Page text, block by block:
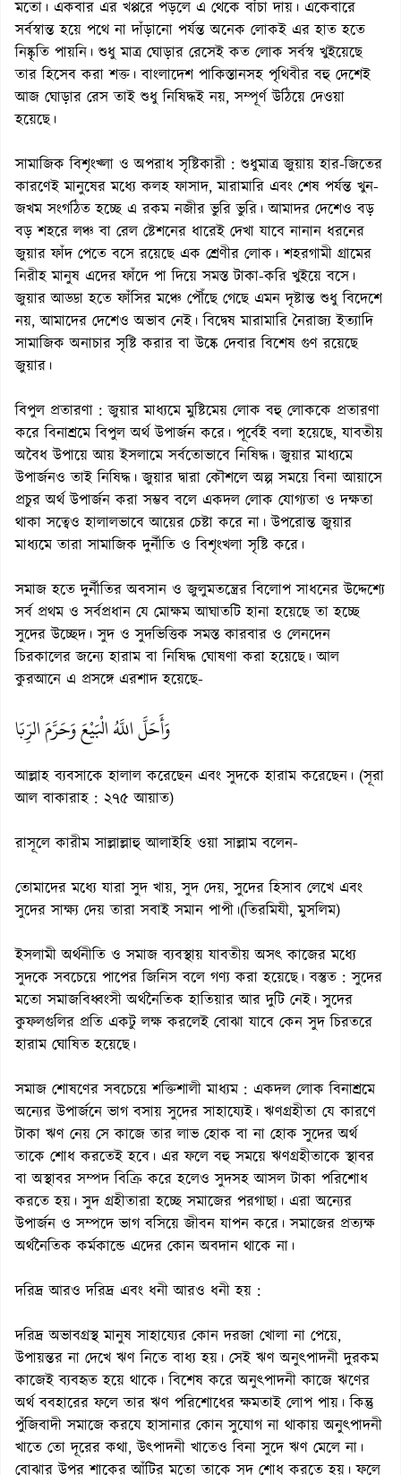
মতো। একবার এর খপ্পরে পড়লে এ থেকে বাঁচা দায়। একেবারে
সর্বস্বান্ত হয়ে পথে না দাঁড়ানো পর্যন্ত অনেক লোকই এর হাত হতে
নিষ্কৃতি পায়নি। শুধু মাত্র ঘোড়ার রেসেই কত লোক সর্বস্ব খুইয়েছে
তার হিসেব করা শক্ত। বাংলাদেশ পাকিস্তানসহ পৃথিবীর বহু দেশেই
আজ ঘোড়ার রেস তাই শুধু নিষিদ্ধই নয়, সম্পূর্ণ উঠিয়ে দেওয়া
হয়েছে।
সামাজিক বিশৃংখ্লা ও অপরাধ সৃষ্টিকারী : শুধুমাত্র জুয়ায় হার-জিতের
কারণেই মানুষের মধ্যে কলহ ফাসাদ, মারামারি এবং শেষ পর্যন্ত খুন-
জখম সংগঠিত হচ্ছে এ রকম নজীর ভুরি ভুরি। আমাদর দেশেও বড়
বড় শহরে লঞ্চ বা রেল ষ্টেশনের ধারেই দেখা যাবে নানান ধরনের
জুয়ার ফাঁদ পেতে বসে রয়েছে এক শ্রেণীর লোক। শহরগামী গ্রামের
নিরীহ মানুষ এদের ফাঁদে পা দিয়ে সমস্ত টাকা-করি খুইয়ে বসে।
জুয়ার আড্ডা হতে ফাঁসির মঞ্চে পৌঁছে গেছে এমন দৃষ্টান্ত শুধু বিদেশে
নয়, আমাদের দেশেও অভাব নেই। বিদ্বেষ মারামারি নৈরাজ্য ইত্যাদি
সামাজিক অনাচার সৃষ্টি করার বা উষ্কে দেবার বিশেষ গুণ রয়েছে
জুয়ার।
বিপুল প্রতারণা : জুয়ার মাধ্যমে মুষ্টিমেয় লোক বহু লোককে প্রতারণা
করে বিনাশ্রমে বিপুল অর্থ উপার্জন করে। পূর্বেই বলা হয়েছে, যাবতীয়
অবৈধ উপায়ে আয় ইসলামে সর্বতোভাবে নিষিদ্ধ। জুয়ার মাধ্যমে
উপার্জনও তাই নিষিদ্ধ। জুয়ার দ্বারা কৌশলে অল্প সময়ে বিনা আয়াসে
প্রচুর অর্থ উপার্জন করা সম্ভব বলে একদল লোক যোগ্যতা ও দক্ষতা
থাকা সত্বেও হালালভাবে আয়ের চেষ্টা করে না। উপরোন্ত জুয়ার
মাধ্যমে তারা সামাজিক দুর্নীতি ও বিশৃংখলা সৃষ্টি করে।
সমাজ হতে দুর্নীতির অবসান ও জুলুমতন্ত্রের বিলোপ সাধনের উদ্দেশ্যে
সর্ব প্রথম ও সর্বপ্রধান যে মোক্ষম আঘাতটি হানা হয়েছে তা হচ্ছে
সুদের উচ্ছেদ। সুদ ও সুদভিত্তিক সমস্ত কারবার ও লেনদেন
চিরকালের জন্যে হারাম বা নিষিদ্ধ ঘোষণা করা হয়েছে। আল
কুরআনে এ প্রসঙ্গে এরশাদ হয়েছে-
وَأَحَلَّ اللَّهُ الْبَيْعَ وَحَرَّمَ الرِّبَا
আল্লাহ ব্যবসাকে হালাল করেছেন এবং সুদকে হারাম করেছেন। (সূরা
আল বাকারাহ : ২৭৫ আয়াত)
রাসূলে কারীম সাল্লাল্লাহু আলাইহি ওয়া সাল্লাম বলেন-
তোমাদের মধ্যে যারা সুদ খায়, সুদ দেয়, সুদের হিসাব লেখে এবং
সুদের সাক্ষ্য দেয় তারা সবাই সমান পাপী।(তিরমিযী, মুসলিম)
ইসলামী অর্থনীতি ও সমাজ ব্যবস্থায় যাবতীয় অসৎ কাজের মধ্যে
সুদকে সবচেয়ে পাপের জিনিস বলে গণ্য করা হয়েছে। বস্তুত : সুদের
মতো সমাজবিধ্বংসী অর্থনৈতিক হাতিয়ার আর দুটি নেই। সুদের
কুফলগুলির প্রতি একটু লক্ষ করলেই বোঝা যাবে কেন সুদ চিরতরে
হারাম ঘোষিত হয়েছে।
সমাজ শোষণের সবচেয়ে শক্তিশালী মাধ্যম : একদল লোক বিনাশ্রমে
অন্যের উপার্জনে ভাগ বসায় সুদের সাহায্যেই। ঋণগ্রহীতা যে কারণে
টাকা ঋণ নেয় সে কাজে তার লাভ হোক বা না হোক সুদের অর্থ
তাকে শোধ করতেই হবে। এর ফলে বহু সময়ে ঋণগ্রহীতাকে স্থাবর
বা অস্থাবর সম্পদ বিক্রি করে হলেও সুদসহ আসল টাকা পরিশোধ
করতে হয়। সুদ গ্রহীতারা হচ্ছে সমাজের পরগাছা। এরা অন্যের
উপার্জন ও সম্পদে ভাগ বসিয়ে জীবন যাপন করে। সমাজের প্রত্যক্ষ
অর্থনৈতিক কর্মকান্ডে এদের কোন অবদান থাকে না।
দরিদ্র আরও দরিদ্র এবং ধনী আরও ধনী হয় :
দরিদ্র অভাবগ্রস্থ মানুষ সাহায্যের কোন দরজা খোলা না পেয়ে,
উপায়ন্তর না দেখে ঋণ নিতে বাধ্য হয়। সেই ঋণ অনুৎপাদনী দুরকম
কাজেই ব্যবহৃত হয়ে থাকে। বিশেষ করে অনুৎপাদনী কাজে ঋণের
অর্থ ববহারের ফলে তার ঋণ পরিশোধের ক্ষমতাই লোপ পায়। কিন্তু
পুঁজিবাদী সমাজে করযে হাসানার কোন সুযোগ না থাকায় অনুৎপাদনী
খাতে তো দূরের কথা, উৎপাদনী খাতেও বিনা সুদে ঋণ মেলে না।
বোঝার উপর শাকের আঁটির মতো তাকে সুদ শোধ করতে হয়। ফলে